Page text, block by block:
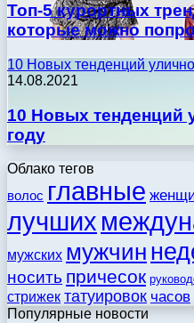
Топ-5 курортных
которые можно
10 Новых тенденций
14.08.2021
10 Новых тенденций
году
Облако тегов
волос главные
лучших
мужских мужчин
носить причесок
стрижек татуировок часов
Популярные новости